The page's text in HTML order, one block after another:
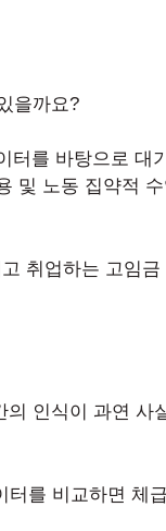
을까요?
터를 바탕으로 대
및 노동 집약적
취업하는 고임금
인식이 과연 사
터를 비교하면 체